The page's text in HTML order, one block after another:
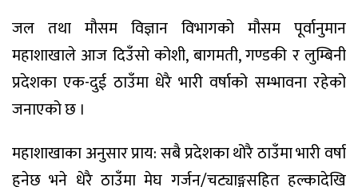
जल तथा मौसम विज्ञान विभागको मौसम पूर्वानुमान
महाशाखाले आज दिउँसो कोशी, बागमती, गण्डकी र लुम्बिनी
प्रदेशका एक-दुई ठाउँमा धेरै भारी वर्षाको सम्भावना रहेको
जनाएको छ ।
महाशाखाका अनुसार प्राय: सबै प्रदेशका थोरै ठाउँमा भारी वर्षा
हुनेछ भने धेरै ठाउँमा मेघ गर्जन/चट्याङ्गसहित हल्कादेखि